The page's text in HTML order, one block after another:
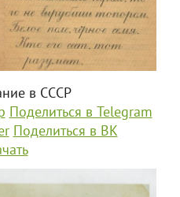
в СССР
Поделиться в Telegram
Поделиться в ВК